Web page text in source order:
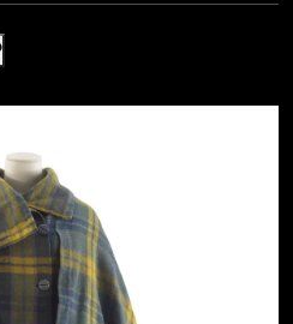
https://